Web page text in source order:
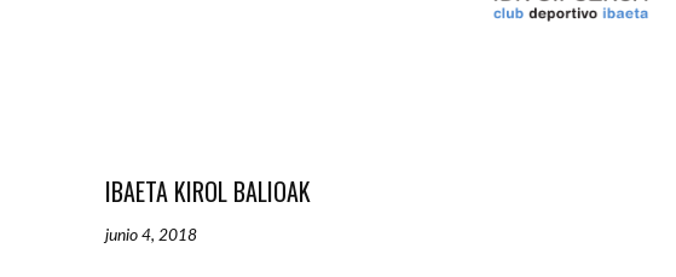
IBAETA KIROL BALIOAK
junio 4, 2018